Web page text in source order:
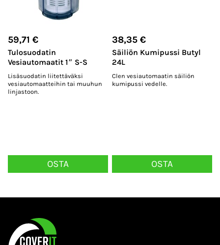
59,71 €
Tulosuodatin
Vesiautomaatit 1″ S-S
Lisäsuodatin liitettäväksi
vesiautomaatteihin tai muuhun
linjastoon.
OSTA
38,35 €
Säiliön Kumipussi Butyl
24L
Clen vesiautomaatin säiliön
kumipussi vedelle.
OSTA